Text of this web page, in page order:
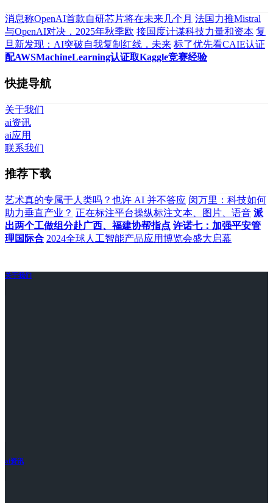
消息称OpenAI首款自研芯片将在未来几个月 法国力推Mistral
与OpenAI对决，2025年秋季欧 接国度计谋科技力量和资本 复
旦新发现：AI突破自我复制红线，未来 标了优先看CAIE认证
配AWSMachineLearning认证取Kaggle竞赛经验
快捷导航
关于我们
ai资讯
ai应用
联系我们
推荐下载
艺术真的专属于人类吗？也许 AI 并不答应 闵万里：科技如何
助力垂直产业？ 正在标注平台操纵标注文本、图片、语音 派
出两个工做组分赴广西、福建协帮指点 许诺七：加强平安管
理国际合 2024全球人工智能产品应用博览会盛大启幕
关于我们
ai资讯